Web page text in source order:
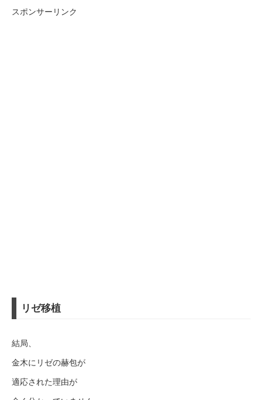
スポンサーリンク
リゼ移植
結局、
金木にリゼの赫包が
適応された理由が